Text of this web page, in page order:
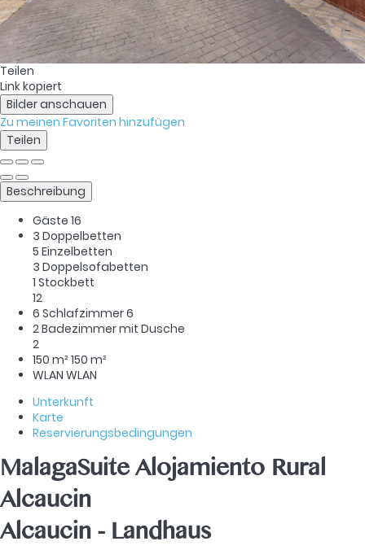
Teilen
Link kopiert
Bilder anschauen
Zu meinen Favoriten hinzufügen
Teilen
Beschreibung
Gäste 16
3 Doppelbetten
5 Einzelbetten
3 Doppelsofabetten
1 Stockbett
12
6 Schlafzimmer6
2 Badezimmer mit Dusche
2
150 m² 150 m²
WLAN WLAN
Unterkunft
Karte
Reservierungsbedingungen
MalagaSuite Alojamiento Rural
Alcaucin
Alcaucin - Landhaus